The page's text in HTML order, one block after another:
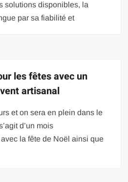
solutions disponibles, la
par sa fiabilité et
les fêtes avec un
artisanal
et on sera en plein dans le
d’un mois
la fête de Noël ainsi que